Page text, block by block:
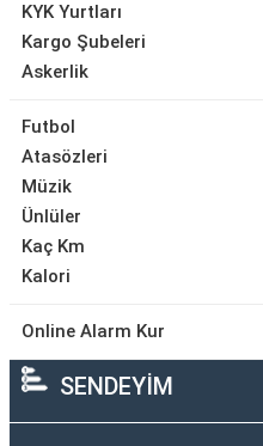
KYK Yurtları
Kargo Şubeleri
Askerlik
Futbol
Atasözleri
Müzik
Ünlüler
Kaç Km
Kalori
Online Alarm Kur
SENDEYİM